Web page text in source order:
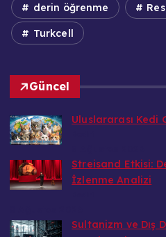
derin öğrenme
Turkcell
Güncel
Uluslararası Kedi
Streisand Etkisi:
İzlenme Analizi
Sultanizm ve Dış